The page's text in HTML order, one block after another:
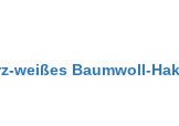
weißes Baumwoll-